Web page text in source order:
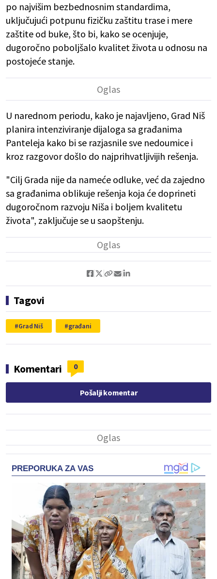
po najvišim bezbednosnim standardima,
uključujući potpunu fizičku zaštitu trase i mere
zaštite od buke, što bi, kako se ocenjuje,
dugoročno poboljšalo kvalitet života u odnosu na
postojeće stanje.
U narednom periodu, kako je najavljeno, Grad Niš
planira intenziviranje dijaloga sa građanima
Panteleja kako bi se razjasnile sve nedoumice i
kroz razgovor došlo do najprihvatljivijih rešenja.
"Cilj Grada nije da nameće odluke, već da zajedno
sa građanima oblikuje rešenja koja će doprineti
dugoročnom razvoju Niša i boljem kvalitetu
života", zaključuje se u saopštenju.
Tagovi
Grad Niš građani
Komentari 0
Pošalji komentar
PREPORUKA ZA VAS